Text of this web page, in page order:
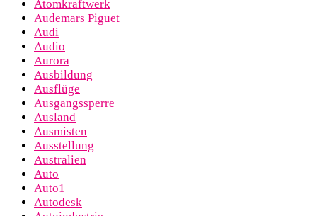
Atomkraftwerk
Audemars Piguet
Audi
Audio
Aurora
Ausbildung
Ausflüge
Ausgangssperre
Ausland
Ausmisten
Ausstellung
Australien
Auto
Auto1
Autodesk